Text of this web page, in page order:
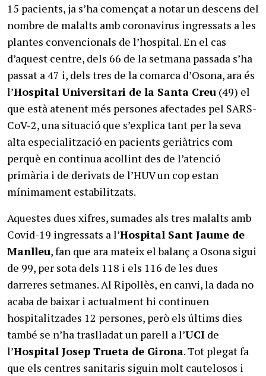
15 pacients, ja s’ha començat a notar un descens del
nombre de malalts amb coronavirus ingressats a les
plantes convencionals de l’hospital. En el cas
d’aquest centre, dels 66 de la setmana passada s’ha
passat a 47 i, dels tres de la comarca d’Osona, ara és
l’Hospital Universitari de la Santa Creu (49) el
que està atenent més persones afectades pel SARS-
CoV-2, una situació que s’explica tant per la seva
alta especialització en pacients geriàtrics com
perquè en continua acollint des de l’atenció
primària i de derivats de l’HUV un cop estan
mínimament estabilitzats.
Aquestes dues xifres, sumades als tres malalts amb
Covid-19 ingressats a l’Hospital Sant Jaume de
Manlleu, fan que ara mateix el balanç a Osona sigui
de 99, per sota dels 118 i els 116 de les dues
darreres setmanes. Al Ripollès, en canvi, la dada no
acaba de baixar i actualment hi continuen
hospitalitzades 12 persones, però els últims dies
també se n’ha traslladat un parell a l’UCI de
l’Hospital Josep Trueta de Girona. Tot plegat fa
que els centres sanitaris siguin molt cautelosos i